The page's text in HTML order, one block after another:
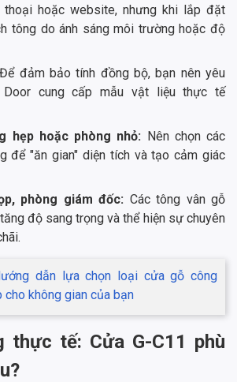
thoại hoặc website, nhưng khi lắp đặt
tông do ánh sáng môi trường hoặc độ
Để đảm bảo tính đồng bộ, bạn nên yêu
Door cung cấp mẫu vật liệu thực tế
hẹp hoặc phòng nhỏ: Nên chọn các
để "ăn gian" diện tích và tạo cảm giác
phòng giám đốc: Các tông vân gỗ
độ sang trọng và thể hiện sự chuyên
dẫn lựa chọn loại cửa gỗ công
cho không gian của bạn
thực tế: Cửa G-C11 phù